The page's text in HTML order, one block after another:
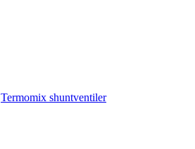
Termomix shuntventiler